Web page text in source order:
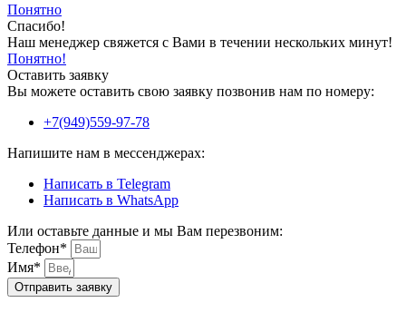
Понятно
Спасибо!
Наш менеджер свяжется с Вами в течении нескольких минут!
Понятно!
Оставить заявку
Вы можете оставить свою заявку позвонив нам по номеру:
+7(949)559-97-78
Напишите нам в мессенджерах:
Написать в Telegram
Написать в WhatsApp
Или оставьте данные и мы Вам перезвоним:
Телефон*
Имя*
Отправить заявку